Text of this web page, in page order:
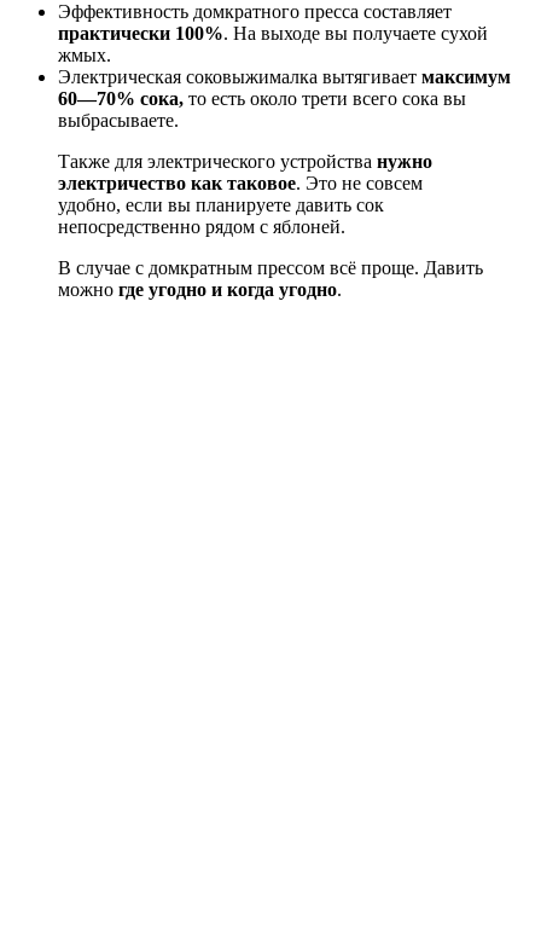
Эффективность домкратного пресса составляет
практически 100%. На выходе вы получаете сухой
жмых.
Электрическая соковыжималка вытягивает максимум
60—70% сока, то есть около трети всего сока вы
выбрасываете.
Также для электрического устройства нужно
электричество как таковое. Это не совсем
удобно, если вы планируете давить сок
непосредственно рядом с яблоней.
В случае с домкратным прессом всё проще. Давить
можно где угодно и когда угодно.